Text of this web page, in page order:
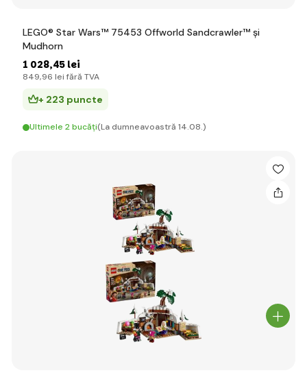
LEGO® Star Wars™ 75453 Offworld Sandcrawler™ și
Mudhorn
1 028,45 lei
849,96 lei fără TVA
+ 223 puncte
Ultimele 2 bucăți(La dumneavoastră 14.08.)